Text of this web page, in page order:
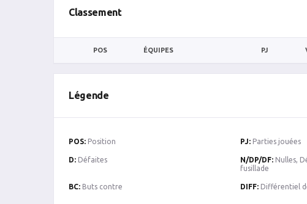
Classement
POS ÉQUIPES PJ
Légende
POS: Position PJ: Parties jouées
D: Défaites N/DP/DF: Nulles,
fusillade
BC: Buts contre DIFF: Différentiel